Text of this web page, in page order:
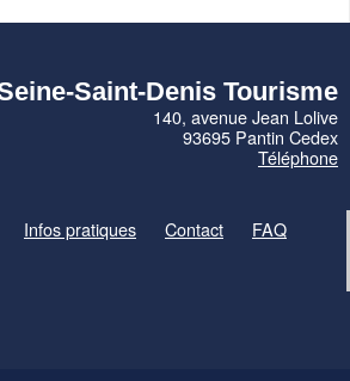
Saint-Denis Tourisme
140, avenue Jean Lolive
93695 Pantin Cedex
Téléphone
Infos pratiques Contact
FAQ